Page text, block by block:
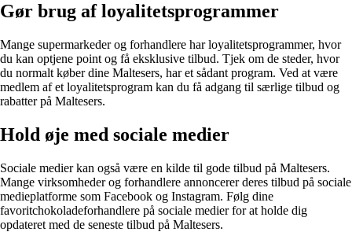
Gør brug af loyalitetsprogrammer
Mange supermarkeder og forhandlere har loyalitetsprogrammer, hvor
du kan optjene point og få eksklusive tilbud. Tjek om de steder, hvor
du normalt køber dine Maltesers, har et sådant program. Ved at være
medlem af et loyalitetsprogram kan du få adgang til særlige tilbud og
rabatter på Maltesers.
Hold øje med sociale medier
Sociale medier kan også være en kilde til gode tilbud på Maltesers.
Mange virksomheder og forhandlere annoncerer deres tilbud på sociale
medieplatforme som Facebook og Instagram. Følg dine
favoritchokoladeforhandlere på sociale medier for at holde dig
opdateret med de seneste tilbud på Maltesers.